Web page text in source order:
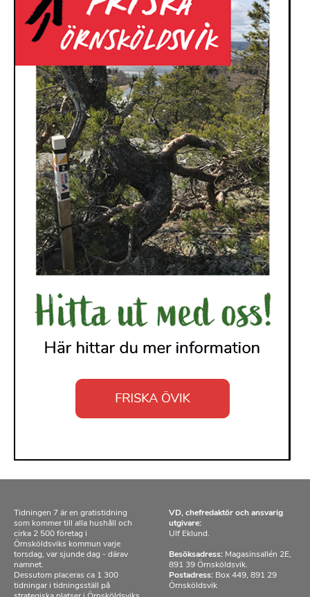
Tidningen 7 är en gratistidning
som kommer till alla hushåll och
cirka 2 500 företag i
Örnsköldsviks kommun varje
torsdag, var sjunde dag - därav
namnet.
Dessutom placeras ca 1 300
tidningar i tidningsställ på
VD, chefredaktör och ansvarig
utgivare:
Ulf Eklund.
Besöksadress: Magasinsallén 2E,
891 39 Örnsköldsvik.
Postadress: Box 449, 891 29
Örnsköldsvik